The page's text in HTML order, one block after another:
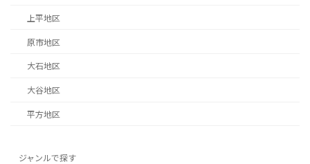
上平地区
原市地区
大石地区
大谷地区
平方地区
ジャンルで探す